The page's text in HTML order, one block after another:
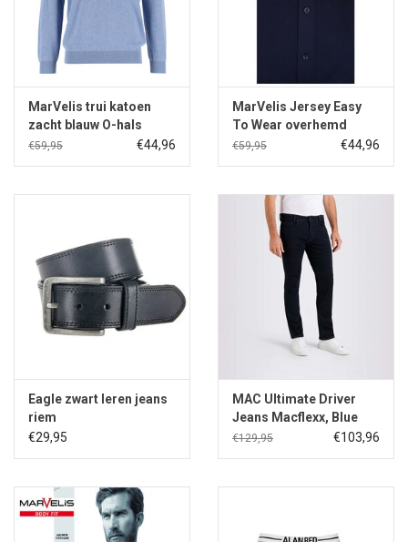
MarVelis trui katoen
zacht blauw O-hals
€59,95 €44,96
MarVelis Jersey Easy
To Wear overhemd
donkerblauw Modern
€59,95 €44,96
Eagle zwart leren jeans
riem
€29,95
MAC Ultimate Driver
Jeans Macflexx, Blue
Black
€129,95 €103,96